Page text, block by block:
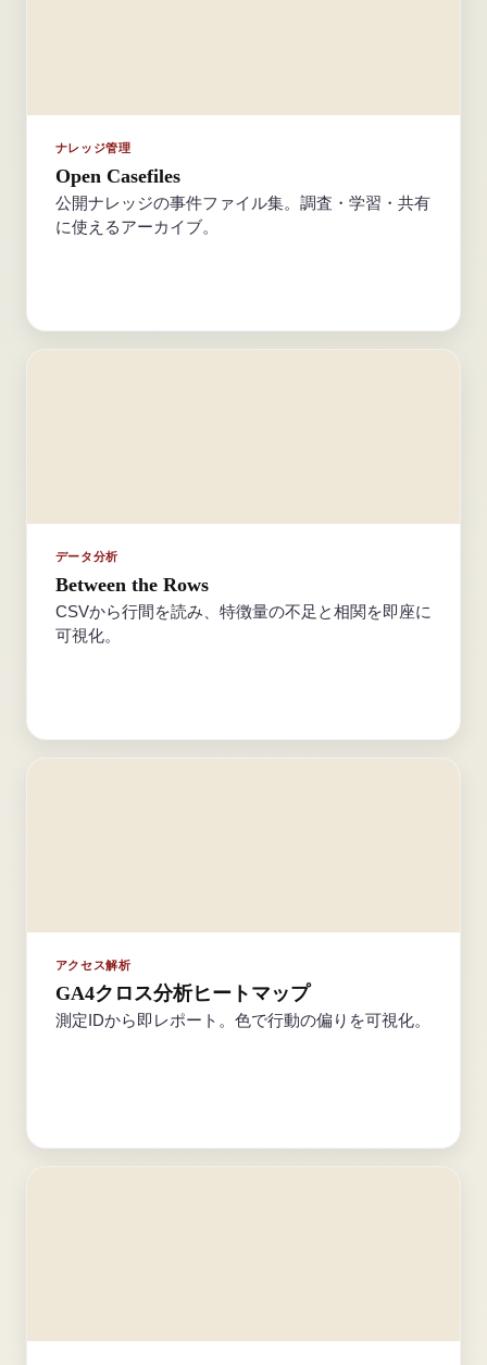
ナレッジ管理
Open Casefiles
公開ナレッジの事件ファイル集。調査・学習・共有
に使えるアーカイブ。
データ分析
Between the Rows
CSVから行間を読み、特徴量の不足と相関を即座に
可視化。
アクセス解析
GA4クロス分析ヒートマップ
測定IDから即レポート。色で行動の偏りを可視化。